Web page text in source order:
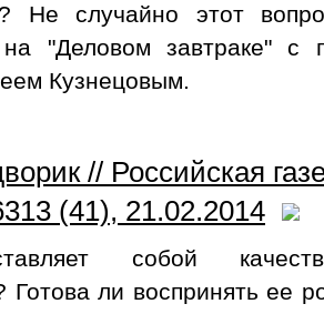
Не случайно этот
"Деловом завтраке" с
Кузнецовым.
// Российская
(41), 21.02.2014
собой
Готова ли воспринять ее